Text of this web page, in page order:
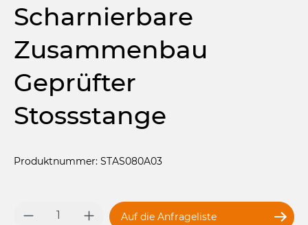
Scharnierbare
Zusammenbau
Geprüfter
Stossstange
Produktnummer: STAS080A03
Produkt Anzahl: Gib den
Auf die Anfrageliste